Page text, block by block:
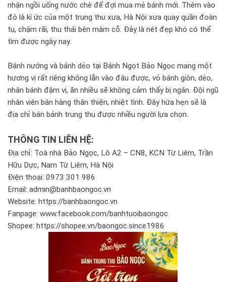
nhận ngồi uống nước chè để đợi mua mẻ bánh mới. Thêm vào
đó là kí ức của một trung thu xưa, Hà Nội xưa quay quần đoàn
tụ, chậm rãi, thu thái bên mâm cỗ. Đây là nét đẹp khó có thể
tìm được ngày nay.
Bánh nướng và bánh dẻo tại Bánh Ngọt Bảo Ngọc mang một
hương vị rất riêng không lẫn vào đâu được, vỏ bánh giòn, dẻo,
nhân bánh đậm vị, ăn nhiều sẽ không cảm thấy bị ngán. Đội ngũ
nhân viên bán hàng thân thiện, nhiệt tình. Đây hứa hẹn sẽ là
địa chỉ bán bánh trung thu được nhiều người lựa chọn.
THÔNG TIN LIÊN HỆ:
Địa chỉ: Toà nhà Bảo Ngọc, Lô A2 – CN8, KCN Từ Liêm, Trần
Hữu Dực, Nam Từ Liêm, Hà Nội
Điện thoại: 0973 301 986
Email: admin@banhbaongoc.vn
Website: https://banhbaongoc.vn
Fanpage: www.facebook.com/banhtuoibaongoc
Shopee: https://shopee.vn/baongoc.since1986